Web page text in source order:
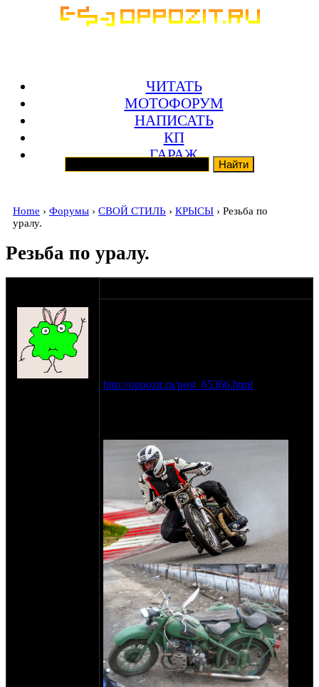
ЧИТАТЬ
МОТОФОРУМ
НАПИСАТЬ
КП
ГАРАЖ
Home › Форумы › СВОЙ СТИЛЬ › КРЫСЫ › Резьба по
уралу.
Резьба по уралу.
http://oppozit.ru/post_65366.html